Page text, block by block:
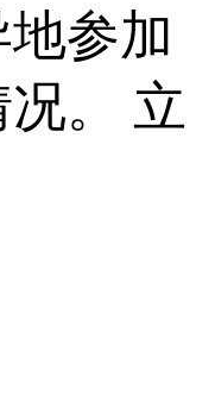
参加
。 立